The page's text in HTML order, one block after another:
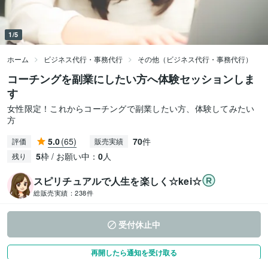
1/5
ホーム ビジネス代行・事務代行 その他（ビジネス代行・事務代行）
コーチングを副業にしたい方へ体験セッションしま
す
女性限定！これからコーチングで副業したい方、体験してみたい
方
評価 5.0(65) 販売実績 70件
残り 5枠 / お願い中： 0人
スピリチュアルで人生を楽しく☆kei☆
総販売実績： 238件
受付休止中
再開したら通知を受け取る